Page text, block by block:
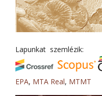
Lapunkat szemlézik:
EPA, MTA Real, MTMT